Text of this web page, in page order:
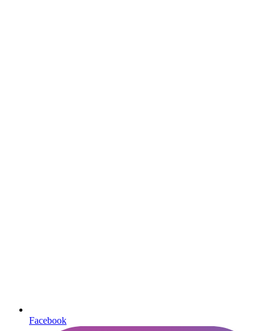
Facebook